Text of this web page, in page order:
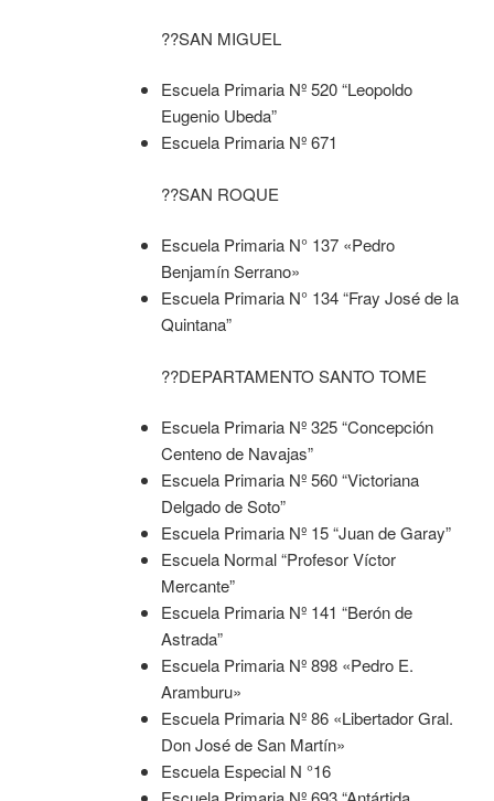
??SAN MIGUEL
Escuela Primaria Nº 520 “Leopoldo
Eugenio Ubeda”
Escuela Primaria Nº 671
??SAN ROQUE
Escuela Primaria N° 137 «Pedro
Benjamín Serrano»
Escuela Primaria N° 134 “Fray José de la
Quintana”
??DEPARTAMENTO SANTO TOME
Escuela Primaria Nº 325 “Concepción
Centeno de Navajas”
Escuela Primaria Nº 560 “Victoriana
Delgado de Soto”
Escuela Primaria Nº 15 “Juan de Garay”
Escuela Normal “Profesor Víctor
Mercante”
Escuela Primaria Nº 141 “Berón de
Astrada”
Escuela Primaria Nº 898 «Pedro E.
Aramburu»
Escuela Primaria Nº 86 «Libertador Gral.
Don José de San Martín»
Escuela Especial N °16